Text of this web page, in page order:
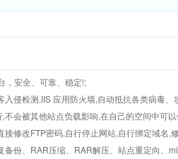
，安全、可靠、稳定!;
入侵检测,IIS 应用防火墙,自动抵抗各类病毒、
不会被其他站点负载影响,在自己的空间中可
接修改FTP密码,自行停止网站,自行绑定域名,
备份、RAR压缩、RAR解压、站点重定向、